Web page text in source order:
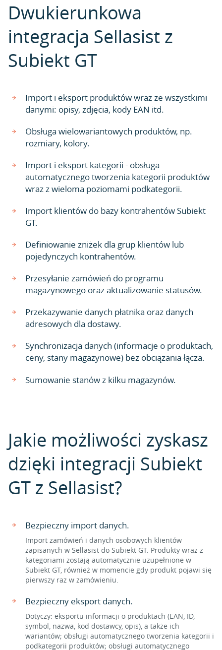
Dwukierunkowa
integracja Sellasist z
Subiekt GT
Import i eksport produktów wraz ze wszystkimi
danymi: opisy, zdjęcia, kody EAN itd.
Obsługa wielowariantowych produktów, np.
rozmiary, kolory.
Import i eksport kategorii - obsługa
automatycznego tworzenia kategorii produktów
wraz z wieloma poziomami podkategorii.
Import klientów do bazy kontrahentów Subiekt
GT.
Definiowanie zniżek dla grup klientów lub
pojedynczych kontrahentów.
Przesyłanie zamówień do programu
magazynowego oraz aktualizowanie statusów.
Przekazywanie danych płatnika oraz danych
adresowych dla dostawy.
Synchronizacja danych (informacje o produktach,
ceny, stany magazynowe) bez obciążania łącza.
Sumowanie stanów z kilku magazynów.
Jakie możliwości zyskasz
dzięki integracji Subiekt
GT z Sellasist?
Bezpieczny import danych.
Import zamówień i danych osobowych klientów
zapisanych w Sellasist do Subiekt GT. Produkty wraz z
kategoriami zostają automatycznie uzupełnione w
Subiekt GT, również w momencie gdy produkt pojawi się
pierwszy raz w zamówieniu.
Bezpieczny eksport danych.
Dotyczy: eksportu informacji o produktach (EAN, ID,
symbol, nazwa, kod dostawcy, opis), a także ich
wariantów; obsługi automatycznego tworzenia kategorii i
podkategorii produktów; obsługi automatycznego